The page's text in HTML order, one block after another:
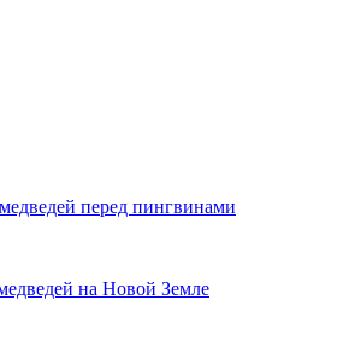
перед пингвинами
на Новой Земле